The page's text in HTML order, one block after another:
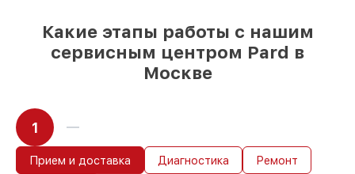
Какие этапы работы с нашим
сервисным центром Pard в
Москве
1
Прием и доставка Диагностика Ремонт